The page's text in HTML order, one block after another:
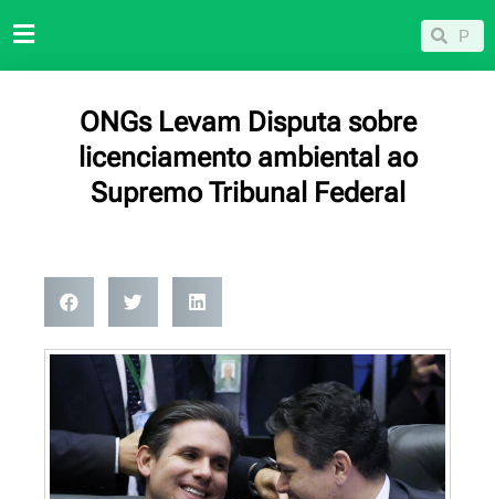
para
Pesquisar
ONGs Levam Disputa sobre
licenciamento ambiental ao
Supremo Tribunal Federal